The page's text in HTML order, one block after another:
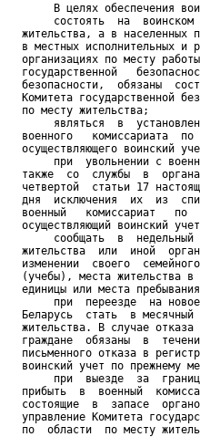
В целях обеспечения
состоять  на  воинском
жительства, а в населенных
в местных исполнительных и
организациях по месту
государственной
безопасности,  обязаны
Комитета государственной
по месту жительства;
являться  в
военного   комиссариата
осуществляющего воинский
при  увольнении с
также  со  службы  в
четвертой  статьи 17
дня  исключения  их  из
военный   комиссариат
осуществляющий воинский
сообщать  в  недельный
жительства  или  иной
изменении  своего
(учебы), места жительства в
единицы или места
при  переезде  на
Беларусь  стать  в
жительства. В случае отказа
граждане  обязаны  в
письменного отказа в
воинский учет по прежнему
при  выезде  за
прибыть  в  военный
состоящие  в  запасе
управление Комитета
по  области  по месту